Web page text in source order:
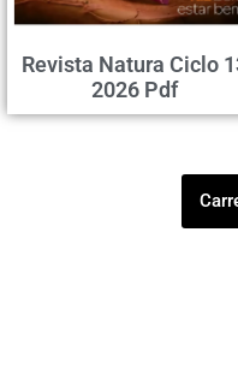
Revista Natura Ciclo
2026 Pdf